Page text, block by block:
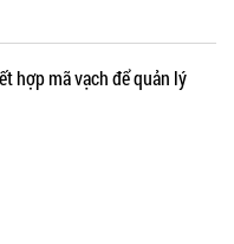
hợp mã vạch để quản lý